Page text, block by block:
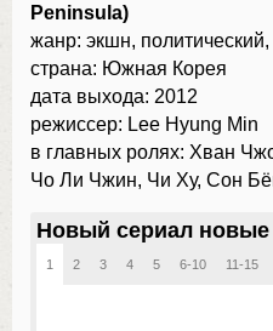
Peninsula)
жанр: экшн,
страна: Южная Корея
дата выхода: 2012
режиссер: Lee Hyung Min
в главных ролях: Хван
Чо Ли Чжин, Чи Ху, Сон
Новый сериал новые
1 2 3 4 5 6-10 11-15